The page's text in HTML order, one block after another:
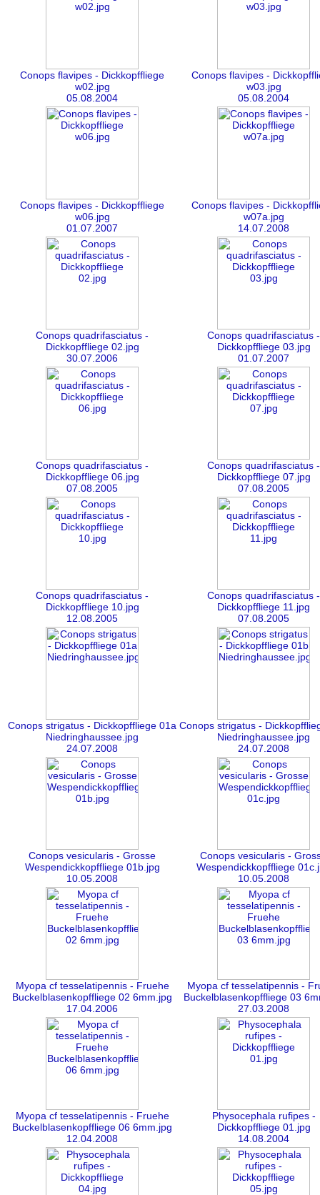
Conops flavipes - Dickkopffliege
w02.jpg
05.08.2004
Conops flavipes -
w03.jpg
05.08.2004
Conops flavipes - Dickkopffliege
w06.jpg
01.07.2007
Conops flavipes -
w07a.jpg
14.07.2008
Conops quadrifasciatus -
Dickkopffliege 02.jpg
30.07.2006
Conops quadrifasciatus -
Dickkopffliege 03.jpg
01.07.2007
Conops quadrifasciatus -
Dickkopffliege 06.jpg
07.08.2005
Conops quadrifasciatus -
Dickkopffliege 07.jpg
07.08.2005
Conops quadrifasciatus -
Dickkopffliege 10.jpg
12.08.2005
Conops quadrifasciatus -
Dickkopffliege 11.jpg
07.08.2005
Conops strigatus - Dickkopffliege 01a
Niedringhaussee.jpg
24.07.2008
Conops strigatus -
Niedringhaussee.jpg
24.07.2008
Conops vesicularis - Grosse
Wespendickkopffliege 01b.jpg
10.05.2008
Conops vesicularis -
Wespendickkopffliege
10.05.2008
Myopa cf tesselatipennis - Fruehe
Buckelblasenkopffliege 02 6mm.jpg
17.04.2006
Myopa cf tesselatipennis -
Buckelblasenkopffliege 03
27.03.2008
Myopa cf tesselatipennis - Fruehe
Buckelblasenkopffliege 06 6mm.jpg
12.04.2008
Physocephala rufipes -
Dickkopffliege 01.jpg
14.08.2004